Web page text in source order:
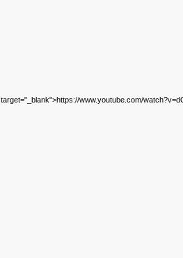
target="_blank">https://www.youtube.com/